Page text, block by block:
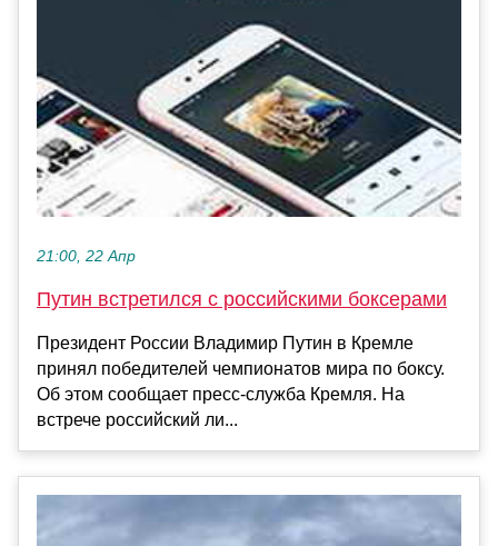
21:00, 22 Апр
Путин встретился с российскими боксерами
Президент России Владимир Путин в Кремле
принял победителей чемпионатов мира по боксу.
Об этом сообщает пресс-служба Кремля. На
встрече российский ли...